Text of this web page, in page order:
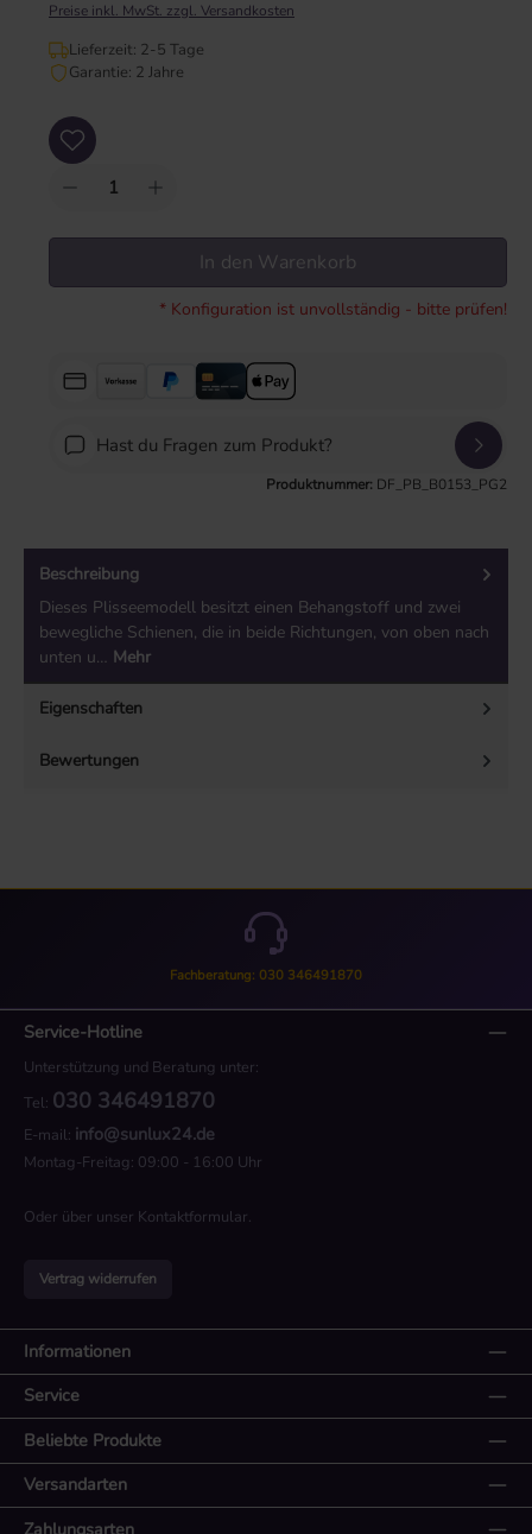
Preise inkl. MwSt. zzgl. Versandkosten
Lieferzeit: 2-5 Tage
Garantie: 2 Jahre
Produkt Anzahl: Gib den gewünschten Wert ein oder benutze die Schaltflächen
In den Warenkorb
* Konfiguration ist unvollständig - bitte prüfen!
Hast du Fragen zum Produkt?
Produktnummer: DF_PB_B0153_PG2
Beschreibung
Dieses Plisseemodell besitzt einen Behangstoff und zwei
bewegliche Schienen, die in beide Richtungen, von oben nach
unten u… Mehr
Eigenschaften
Bewertungen
Fachberatung: 030 346491870
Service-Hotline
Unterstützung und Beratung unter:
Tel: 030 346491870
E-mail: info@sunlux24.de
Montag-Freitag: 09:00 - 16:00 Uhr
Oder über unser Kontaktformular.
Vertrag widerrufen
Informationen
Service
Beliebte Produkte
Zahlungsarten
Versandarten